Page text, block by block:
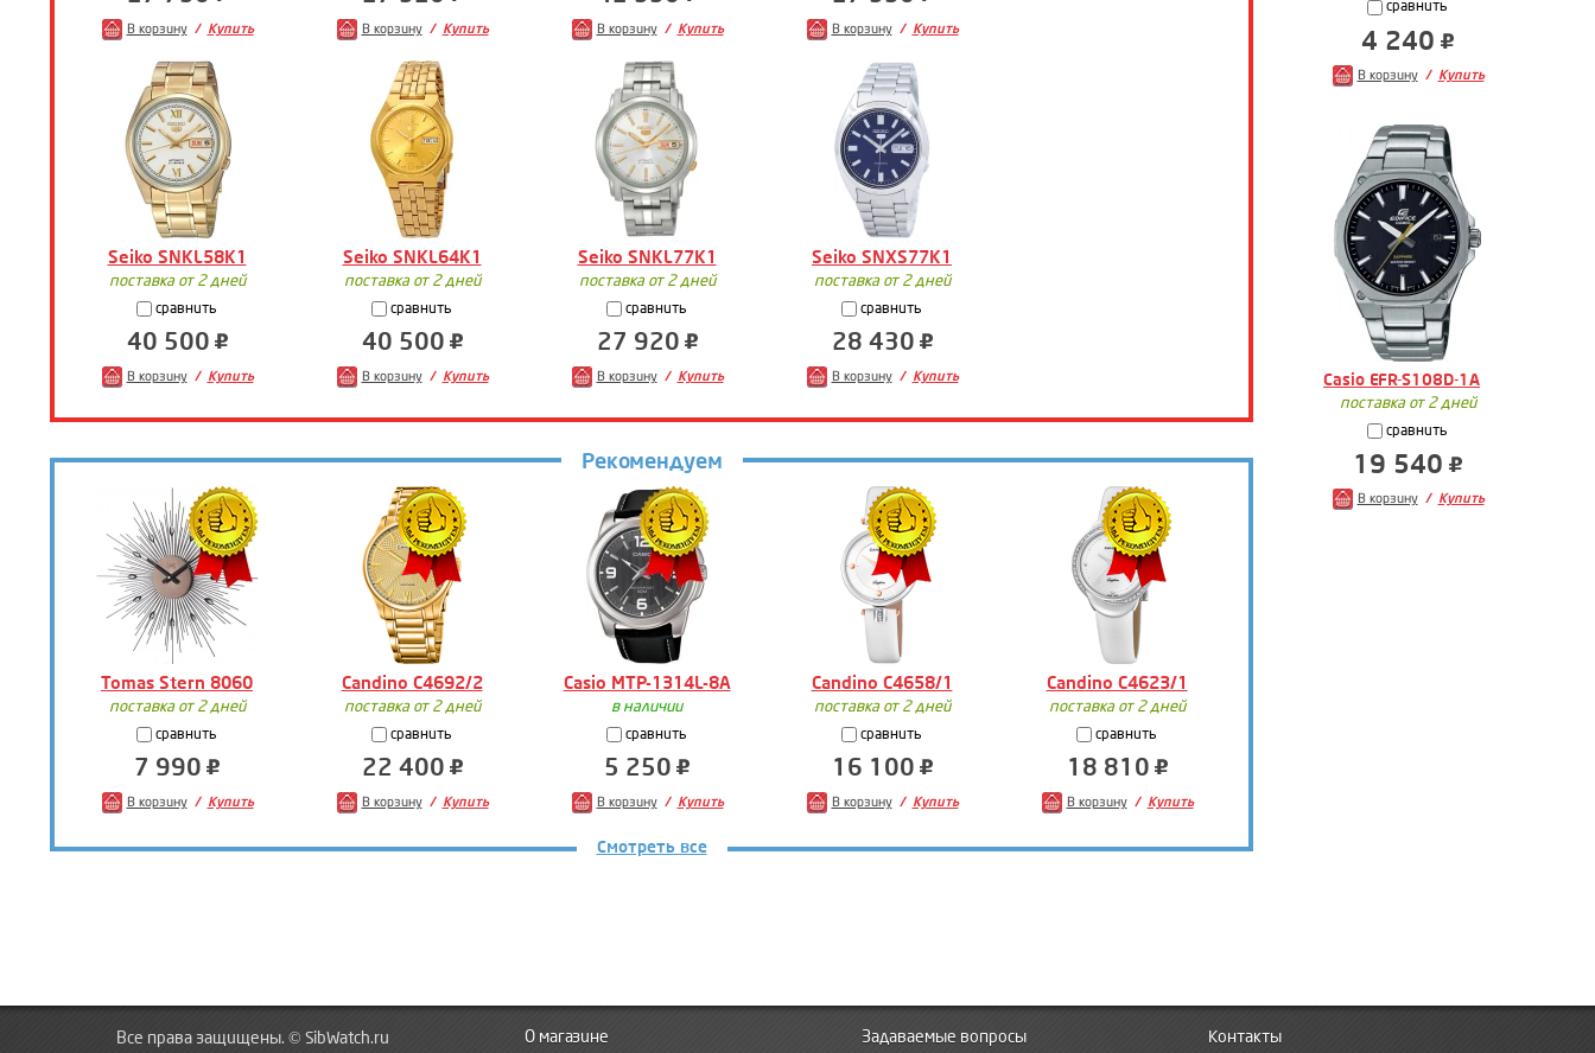
В корзину Купить В корзину Купить В корзину Купить В корзину Купить
Seiko SNKL58K1 Seiko SNKL64K1 Seiko SNKL77K1 Seiko SNXS77K1
поставка от 2 дней
сравнить
40 500
В корзину Купить
поставка от 2 дней
сравнить
40 500
В корзину Купить
поставка от 2 дней
сравнить
27 920
В корзину Купить
поставка от 2 дней
сравнить
28 430
В корзину Купить
Рекомендуем
Tomas Stern 8060 Candino C4692/2 Casio MTP-1314L-8A Candino C4658/1 Candino C4623/1
поставка от 2 дней
сравнить
7 990
В корзину Купить
поставка от 2 дней
сравнить
22 400
В корзину Купить
в наличии
сравнить
5 250
В корзину Купить
поставка от 2 дней
сравнить
16 100
В корзину Купить
поставка от 2 дней
сравнить
18 810
В корзину Купить
Смотреть все
сравнить
4 240
В корзину Купить
Casio EFR-S108D-1A
поставка от 2 дней
сравнить
19 540
В корзину Купить
Все права защищены. © SibWatch.ru О магазине Задаваемые вопросы Контакты